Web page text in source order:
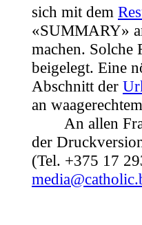
sich mit dem
«SUMMARY»
machen. Solche
beigelegt. Eine
Abschnitt der
an
An allen
der
(Tel. +375 17